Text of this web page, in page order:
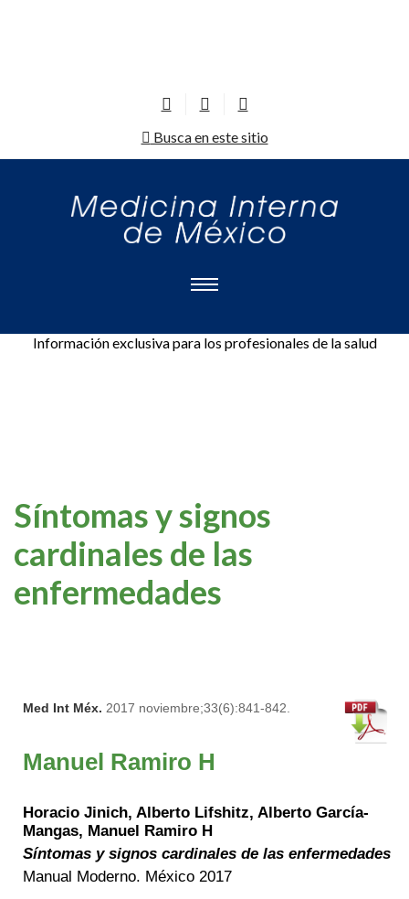
Busca en este sitio
Información exclusiva para los profesionales de la salud
Síntomas y signos
cardinales de las
enfermedades
Med Int Méx. 2017 noviembre;33(6):841-842.
Manuel Ramiro H
Horacio Jinich, Alberto Lifshitz, Alberto García-
Mangas, Manuel Ramiro H
Síntomas y signos cardinales de las enfermedades
Manual Moderno. México 2017